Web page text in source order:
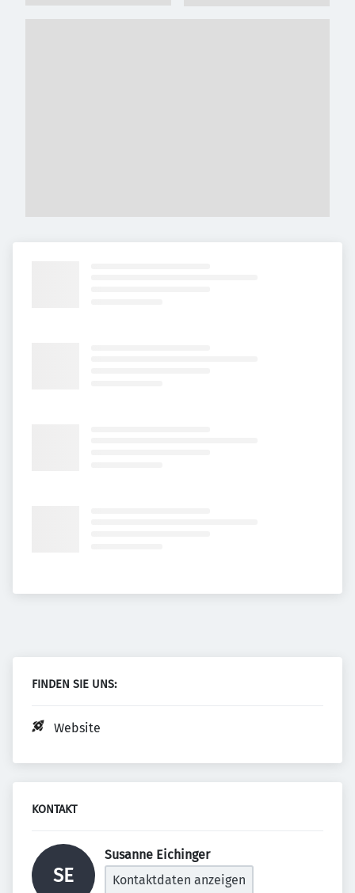
FINDEN SIE UNS:
Website
KONTAKT
SE
Susanne Eichinger
Kontaktdaten anzeigen